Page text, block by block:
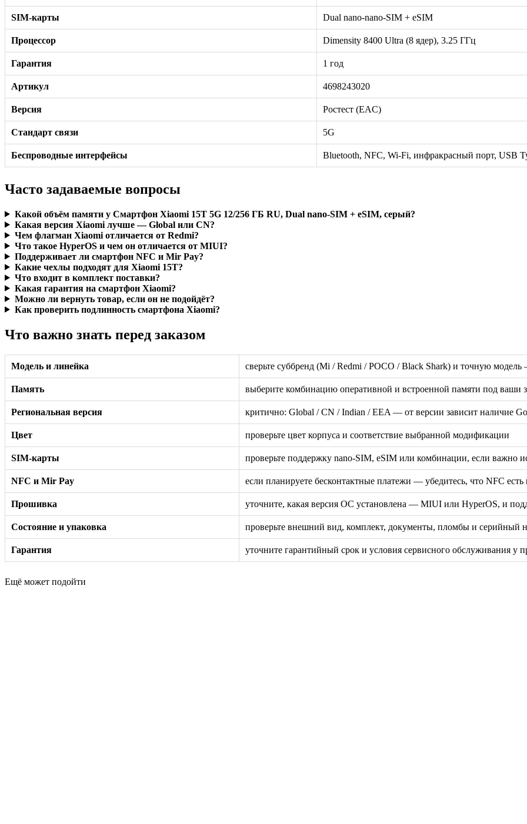
SIM-карты Dual nano-nano-SIM + eSIM
Процессор Dimensity 8400 Ultra (8 ядер), 3.25 ГГц
Гарантия 1 год
Артикул 4698243020
Версия Ростест (EAC)
Стандарт связи 5G
Беспроводные интерфейсы Bluetooth, NFC, Wi-Fi, инфракрасный порт, USB
Часто задаваемые вопросы
Какой объём памяти у Смартфон Xiaomi 15T 5G 12/256 ГБ RU, Dual nano-SIM + eSIM, серый?
Какая версия Xiaomi лучше — Global или CN?
Чем флагман Xiaomi отличается от Redmi?
Что такое HyperOS и чем он отличается от MIUI?
Поддерживает ли смартфон NFC и Mir Pay?
Какие чехлы подходят для Xiaomi 15T?
Что входит в комплект поставки?
Какая гарантия на смартфон Xiaomi?
Можно ли вернуть товар, если он не подойдёт?
Как проверить подлинность смартфона Xiaomi?
Что важно знать перед заказом
Модель и линейка сверьте суббренд (Mi / Redmi / POCO / Black Shark) и точную
Память выберите комбинацию оперативной и встроенной памяти под ваши
Региональная версия критично: Global / CN / Indian / EEA — от версии зависит наличие
Цвет проверьте цвет корпуса и соответствие выбранной модификации
SIM-карты проверьте поддержку nano-SIM, eSIM или комбинации, если важно
NFC и Mir Pay если планируете бесконтактные платежи — убедитесь, что NFC есть
Прошивка уточните, какая версия ОС установлена — MIUI или HyperOS, и
Состояние и упаковка проверьте внешний вид, комплект, документы, пломбы и серийный
Гарантия уточните гарантийный срок и условия сервисного обслуживания у
Ещё может подойти